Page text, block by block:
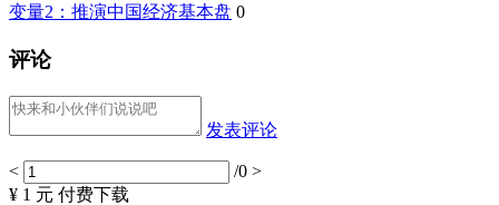
变量2：推演中国经济基本盘 0
评论
发表评论
< /0 >
¥ 1 元 付费下载